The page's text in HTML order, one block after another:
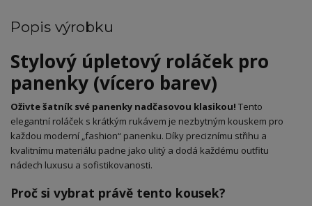
Popis výrobku
​Stylový úpletový roláček pro
panenky (vícero barev)
Oživte šatník své panenky nadčasovou klasikou! Tento
elegantní roláček s krátkým rukávem je nezbytným kouskem pro
každou moderní „fashion“ panenku. Díky preciznímu střihu a
kvalitnímu materiálu padne jako ulitý a dodá každému outfitu
nádech luxusu a sofistikovanosti.
​Proč si vybrat právě tento kousek?